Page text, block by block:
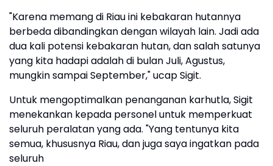
"Karena memang di Riau ini kebakaran hutannya
berbeda dibandingkan dengan wilayah lain. Jadi ada
dua kali potensi kebakaran hutan, dan salah satunya
yang kita hadapi adalah di bulan Juli, Agustus,
mungkin sampai September," ucap Sigit.
Untuk mengoptimalkan penanganan karhutla, Sigit
menekankan kepada personel untuk memperkuat
seluruh peralatan yang ada. "Yang tentunya kita
semua, khususnya Riau, dan juga saya ingatkan pada
seluruh